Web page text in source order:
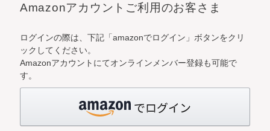
Amazonアカウントご利用のお客さま
ログインの際は、下記「amazonでログイン」ボタンをクリ
ックしてください。
Amazonアカウントにてオンラインメンバー登録も可能で
す。